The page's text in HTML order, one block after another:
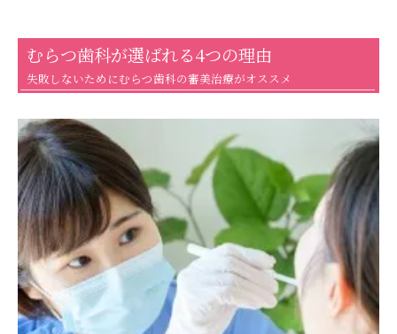
むらつ歯科が選ばれる4つの理由
失敗しないためにむらつ歯科の審美治療がオススメ